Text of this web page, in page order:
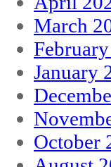
March
January
October